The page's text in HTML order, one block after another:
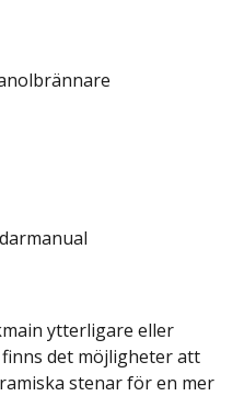
ytterligare eller
det möjligheter att
stenar för en mer